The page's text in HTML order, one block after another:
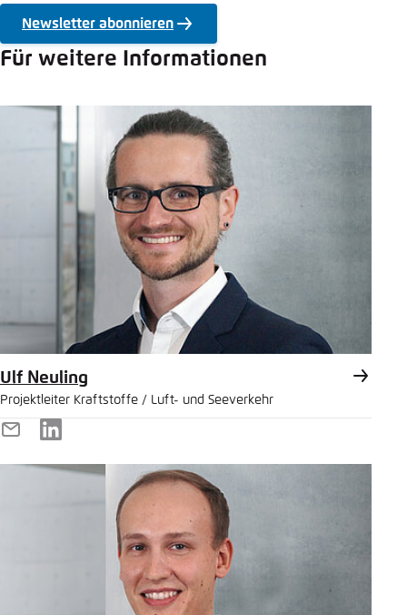
Newsletter abonnieren
Für weitere Informationen
Ulf Neuling
Projektleiter Kraftstoffe / Luft- und Seeverkehr
E-
Mail
LinkedIn